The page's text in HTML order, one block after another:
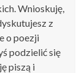
Wnioskuję,
z
o poezji
podzielić się
piszą i